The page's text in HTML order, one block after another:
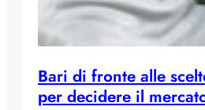
Bari di fronte alle
per decidere il